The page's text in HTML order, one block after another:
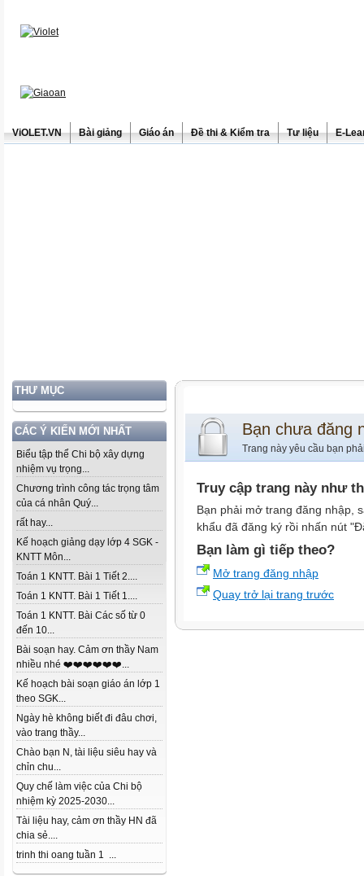
ViOLET.VN Bài giảng Giáo án Đề thi & Kiểm tra Tư liệu E-
THƯ MỤC
CÁC Ý KIẾN MỚI NHẤT
Biểu tập thể Chi bộ xây dựng
nhiệm vụ trọng...
Chương trình công tác trọng tâm
của cá nhân Quý...
rất hay...
Kế hoạch giảng dạy lớp 4 SGK -
KNTT Môn...
Toán 1 KNTT. Bài 1 Tiết 2....
Toán 1 KNTT. Bài 1 Tiết 1....
Toán 1 KNTT. Bài Các số từ 0
đến 10...
Bài soạn hay. Cảm ơn thầy Nam
nhiều nhé ❤️❤️❤️❤️❤️❤️...
Kế hoạch bài soạn giáo án lớp 1
theo SGK...
Ngày hè không biết đi đâu chơi,
vào trang thầy...
Chào bạn N, tài liệu siêu hay và
chỉn chu...
Quy chế làm việc của Chi bộ
nhiệm kỳ 2025-2030...
Tài liệu hay, cảm ơn thầy HN đã
chia sẻ....
trinh thi oang tuần 1 ...
Bạn chưa đăng
Trang này yêu cầu bạn
Truy cập trang này như
Bạn phải mở trang đăng nhập,
khẩu đã đăng ký rồi nhấn nút
Bạn làm gì tiếp theo?
Mở trang đăng nhập
Quay trở lại trang trước